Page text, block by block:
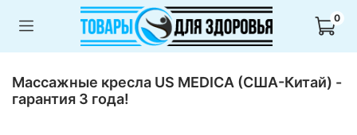
0
Массажные кресла US MEDICA (США-Китай) -
гарантия 3 года!